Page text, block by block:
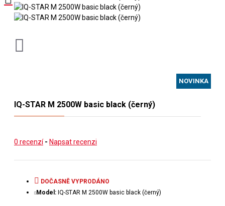
NOVINKA
IQ-STAR M 2500W basic black (černý)
0 recenzí - Napsat recenzi
DOČASNĚ VYPRODÁNO
Model: IQ-STAR M 2500W basic black (černý)